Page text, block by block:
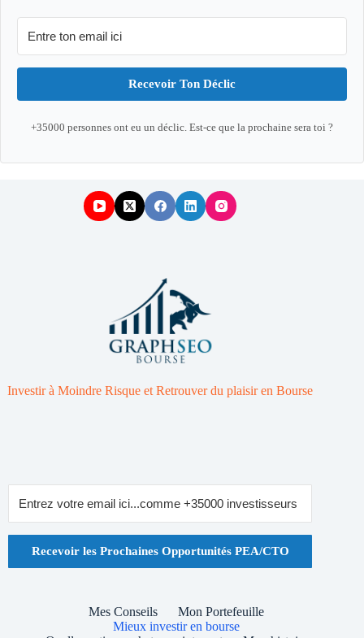
Recevoir Ton Déclic
+35000 personnes ont eu un déclic. Est-ce que la prochaine sera toi ?
Investir à Moindre Risque et Retrouver du plaisir en Bourse
Recevoir les Prochaines Opportunités PEA/CTO
Mes Conseils
Mon Portefeuille
Mieux investir en bourse